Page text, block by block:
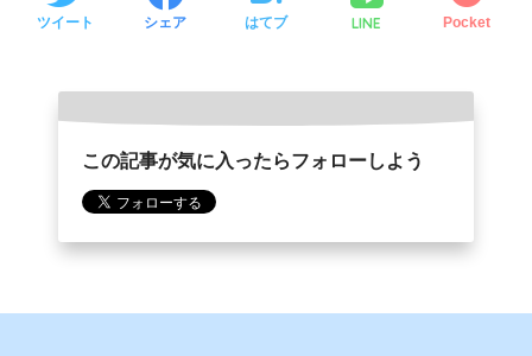
ツイート シェア はてブ LINE Pocket
この記事が気に入ったらフォローしよう